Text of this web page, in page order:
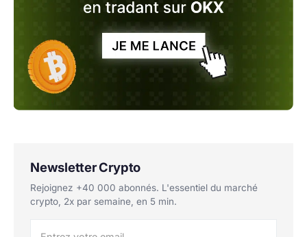
Newsletter Crypto
Rejoignez +40 000 abonnés. L'essentiel du marché
crypto, 2x par semaine, en 5 min.